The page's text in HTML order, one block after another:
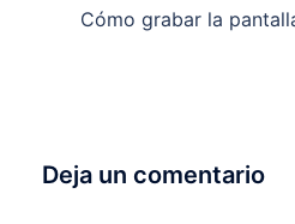
Cómo grabar la
Deja un comentario